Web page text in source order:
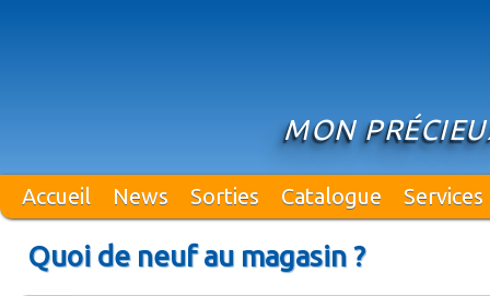
MON
Accueil News Sorties Catalogue Services
Quoi de neuf au magasin ?